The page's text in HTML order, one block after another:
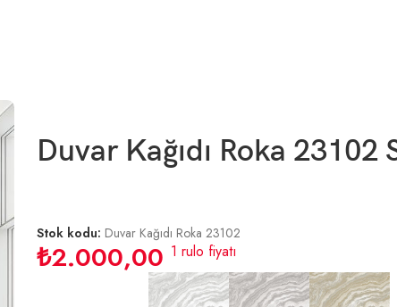
Duvar Kağıdı Roka 23102
Stok kodu: Duvar Kağıdı Roka 23102
₺2.000,00 1 rulo fiyatı